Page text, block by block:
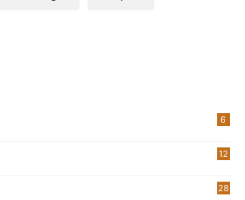
6
12
28